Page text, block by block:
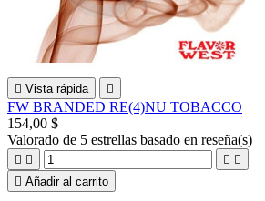
 Vista rápida 
FW BRANDED RE(4)NU TOBACCO
154,00 $
Valorado de 5 estrellas basado en reseña(s)
   
 Añadir al carrito